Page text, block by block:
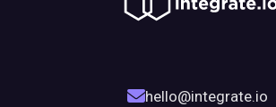
hello@integrate.io